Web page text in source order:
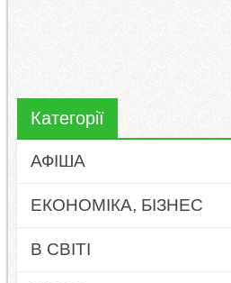
Категорії
АФІША
ЕКОНОМІКА, БІЗНЕС
В СВІТІ